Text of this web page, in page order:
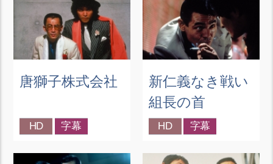
唐獅子株式会社
HD 字幕
新仁義なき戦い
組長の首
HD 字幕